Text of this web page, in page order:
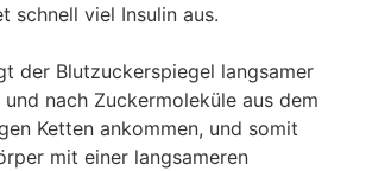
schnell viel Insulin aus.
der Blutzuckerspiegel langsamer
nach Zuckermoleküle aus dem
Ketten ankommen, und somit
mit einer langsameren